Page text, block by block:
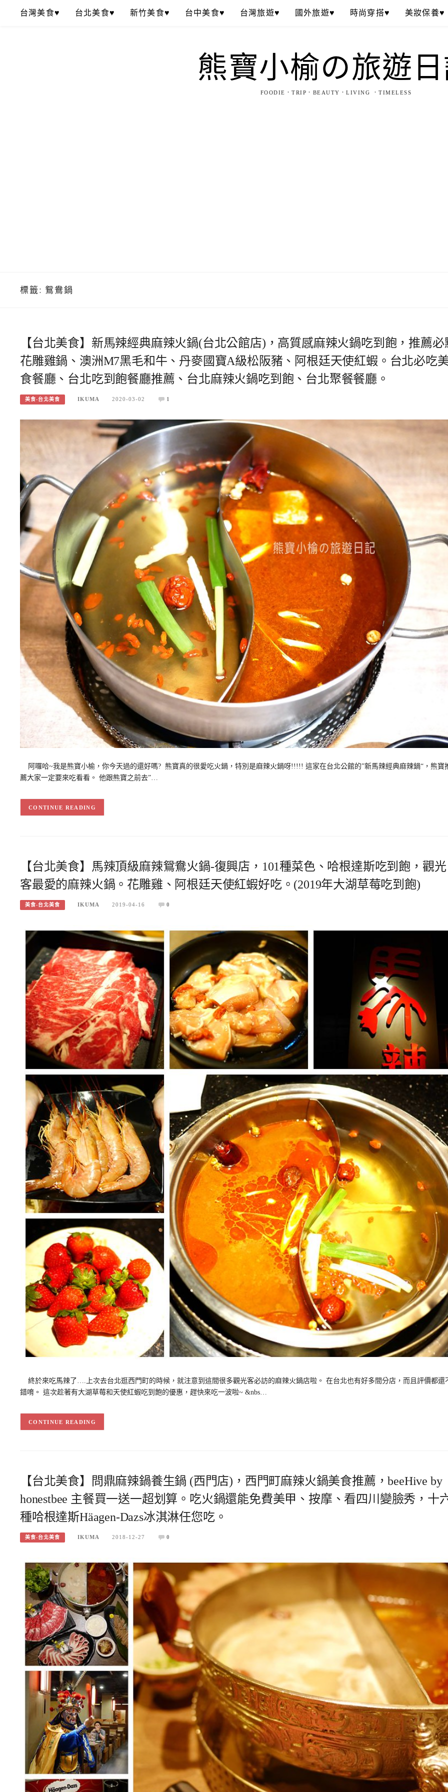
台灣美食♥ 台北美食♥ 新竹美食♥ 台中美食♥ 台灣旅遊♥ 國外旅遊♥ 時尚穿搭♥ 美妝保養♥
熊寶小榆の旅遊
FOODIE．TRIP．BEAUTY．LIVING ．TIMELESS
標籤: 鴛鴦鍋
【台北美食】新馬辣經典麻辣火鍋(台北公館店)，高質感麻辣火鍋吃到飽，推薦必
花雕雞鍋、澳洲M7黑毛和牛、丹麥國寶A級松阪豬、阿根廷天使紅蝦。台北必吃
食餐廳、台北吃到飽餐廳推薦、台北麻辣火鍋吃到飽、台北聚餐餐廳。
美食-台北美食 IKUMA 2020-03-02 1
阿囉哈~我是熊寶小榆，你今天過的還好嗎? 熊寶真的很愛吃火鍋，特別是麻辣火鍋呀!!!!! 這家在台北公館的”新馬辣經典麻辣鍋“，熊寶
薦大家一定要來吃看看。 他跟熊寶之前去”…
CONTINUE READING
【台北美食】馬辣頂級麻辣鴛鴦火鍋-復興店，101種菜色、哈根達斯吃到飽，觀光
客最愛的麻辣火鍋。花雕雞、阿根廷天使紅蝦好吃。(2019年大湖草莓吃到飽)
美食-台北美食 IKUMA 2019-04-16 0
終於來吃馬辣了….上次去台北逛西門町的時候，就注意到這間很多觀光客必訪的麻辣火鍋店啦。 在台北也有好多間分店，而且評價都還
錯唷。 這次趁著有大湖草莓和天使紅蝦吃到飽的優惠，趕快來吃一波啦~ &nbs…
CONTINUE READING
【台北美食】問鼎麻辣鍋養生鍋 (西門店)，西門町麻辣火鍋美食推薦，beeHive by
honestbee 主餐買一送一超划算。吃火鍋還能免費美甲、按摩、看四川變臉秀，十
種哈根達斯Häagen-Dazs冰淇淋任您吃。
美食-台北美食 IKUMA 2018-12-27 0